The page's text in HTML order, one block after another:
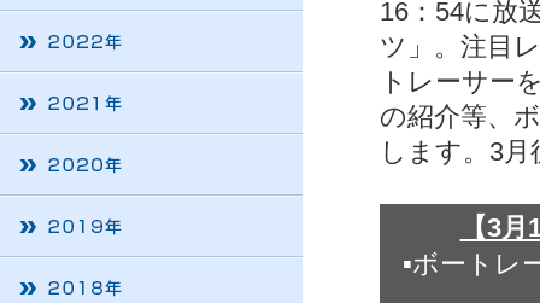
16：54に放
ツ」。注目
トレーサー
の紹介等、
します。3
【3
▪ボートレ